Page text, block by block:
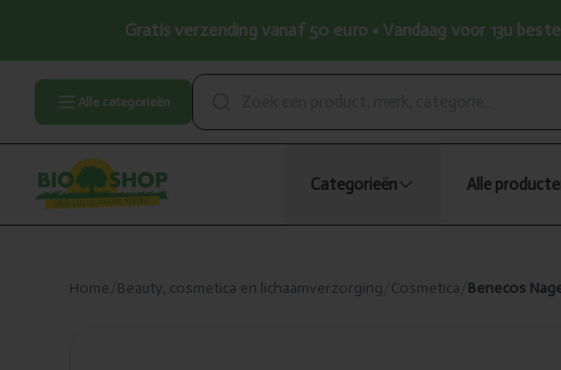
Gratis verzending vanaf 50 euro • Vandaag voor 13u
Alle categorieën
Categorieën Alle
Home Beauty, cosmetica en lichaamverzorging Cosmetica Benecos